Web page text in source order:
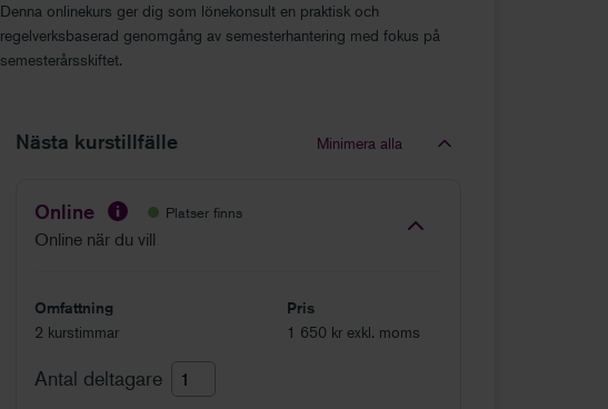
Denna onlinekurs ger dig som lönekonsult en praktisk och
regelverksbaserad genomgång av semesterhantering med fokus på
semesterårsskiftet.
Nästa kurstillfälle Minimera alla
Online Platser finns
Online när du vill
Omfattning
2 kurstimmar
Pris
1 650 kr exkl. moms
Antal deltagare